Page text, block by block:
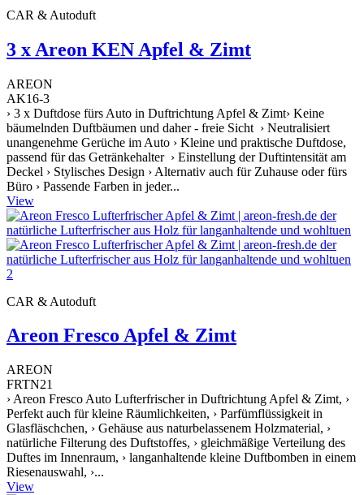
CAR & Autoduft
3 x Areon KEN Apfel & Zimt
AREON
AK16-3
› 3 x Duftdose fürs Auto in Duftrichtung Apfel & Zimt› Keine
bäumelnden Duftbäumen und daher - freie Sicht › Neutralisiert
unangenehme Gerüche im Auto › Kleine und praktische Duftdose,
passend für das Getränkehalter › Einstellung der Duftintensität am
Deckel › Stylisches Design › Alternativ auch für Zuhause oder fürs
Büro › Passende Farben in jeder...
View
CAR & Autoduft
Areon Fresco Apfel & Zimt
AREON
FRTN21
› Areon Fresco Auto Lufterfrischer in Duftrichtung Apfel & Zimt, ›
Perfekt auch für kleine Räumlichkeiten, › Parfümflüssigkeit in
Glasfläschchen, › Gehäuse aus naturbelassenem Holzmaterial, ›
natürliche Filterung des Duftstoffes, › gleichmäßige Verteilung des
Duftes im Innenraum, › langanhaltende kleine Duftbomben in einem
Riesenauswahl, ›...
View